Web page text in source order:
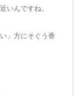
いんですね。
」方にそぐう香